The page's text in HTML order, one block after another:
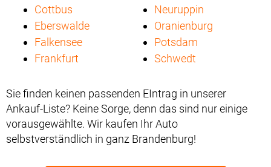
Cottbus
Eberswalde
Falkensee
Frankfurt
Neuruppin
Oranienburg
Potsdam
Schwedt
Sie finden keinen passenden EIntrag in unserer
Ankauf-Liste? Keine Sorge, denn das sind nur einige
vorausgewählte. Wir kaufen Ihr Auto
selbstverständlich in ganz Brandenburg!